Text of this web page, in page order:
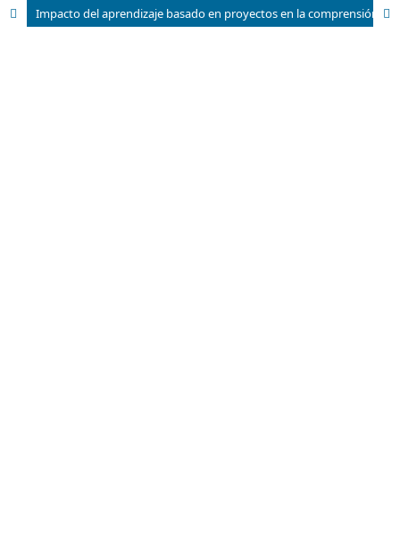
Impacto del aprendizaje basado en proyectos en la comprensión de fenómenos sociales en estudiantes de educación básica